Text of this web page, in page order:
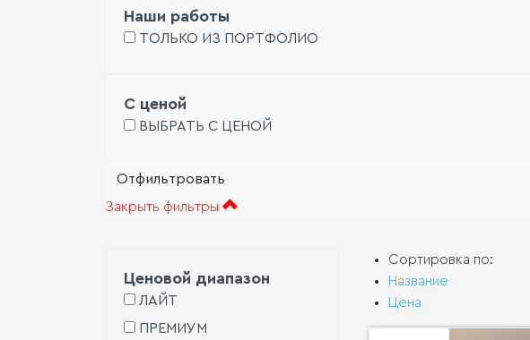
Наши работы
ТОЛЬКО ИЗ ПОРТФОЛИО
С ценой
ВЫБРАТЬ С ЦЕНОЙ
Закрыть фильтры
Ценовой диапазон
ЛАЙТ
ПРЕМИУМ
Сортировка по:
Название
Цена